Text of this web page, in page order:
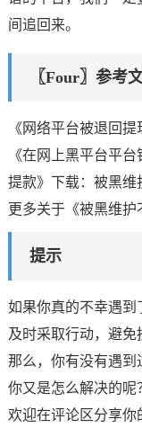
间追回来。
〖Four〗参考
《网络平台被退回
《在网上黑平台平
提款》下载：被黑维
更多关于《被黑维护
提示
如果你真的不幸遇到
及时采取行动，避免
那么，你有没有遇到
你又是怎么解决的呢
欢迎在评论区分享你